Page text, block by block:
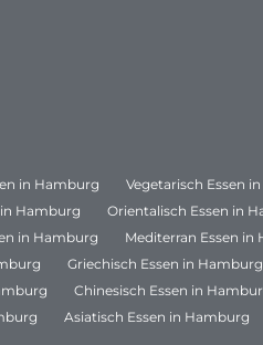
in Hamburg Vegetarisch Essen
in Hamburg Orientalisch Essen in
in Hamburg Mediterran Essen in
Griechisch Essen in Hamburg
Chinesisch Essen in
Asiatisch Essen in Hamburg